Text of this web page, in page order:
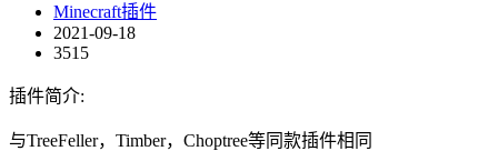
Minecraft插件
2021-09-18
3515
插件简介:
与TreeFeller，Timber，Choptree等同款插件相同